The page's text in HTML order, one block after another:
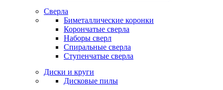
Сверла
Биметаллические коронки
Корончатые сверла
Наборы сверл
Спиральные сверла
Ступенчатые сверла
Диски и круги
Дисковые пилы